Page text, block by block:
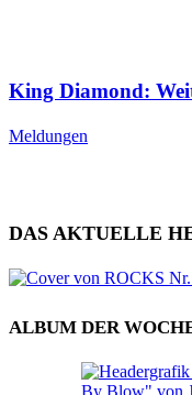
King Diamond:
Meldungen
DAS AKTUELLE
ALBUM DER